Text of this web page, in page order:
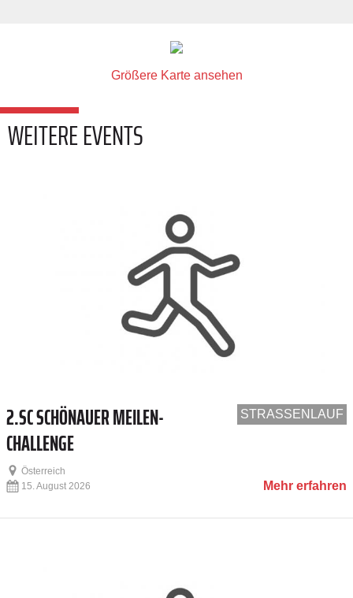
Größere Karte ansehen
WEITERE EVENTS
STRASSENLAUF
2.SC SCHÖNAUER MEILEN-
CHALLENGE
Österreich
Mehr erfahren
15. August 2026